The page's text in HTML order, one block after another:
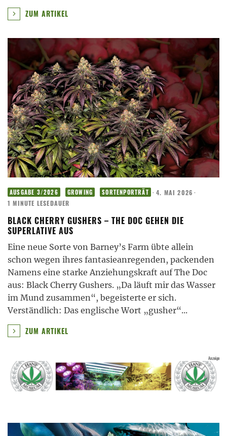
ZUM ARTIKEL
AUSGABE 3/2026 GROWING SORTENPORTRÄT · 4. MAI 2026 ·
1 MINUTE LESEDAUER
BLACK CHERRY GUSHERS – THE DOC GEHEN DIE
SUPERLATIVE AUS
Eine neue Sorte von Barney’s Farm übte allein
schon wegen ihres fantasieanregenden, packenden
Namens eine starke Anziehungskraft auf The Doc
aus: Black Cherry Gushers. „Da läuft mir das Wasser
im Mund zusammen“, begeisterte er sich.
Verständlich: Das englische Wort „gusher“...
ZUM ARTIKEL